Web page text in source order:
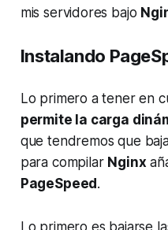
mis servidores bajo
Instalando
Lo primero a tener en
permite la carga
que tendremos que
para compilar Nginx
PageSpeed.
Lo primero es bajarse